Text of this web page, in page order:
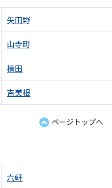
矢田野
山寺町
横田
吉美根
ページトップへ
六軒